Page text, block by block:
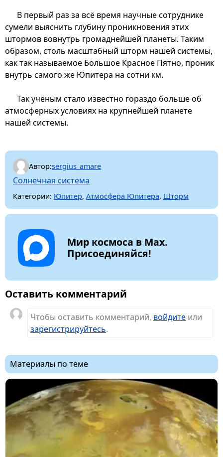
В первый раз за всё время научные сотруднике
сумели выяснить глубину проникновения этих
штормов вовнутрь громаднейшей планеты. Таким
образом, столь масштабный шторм нашей системы,
как так называемое Большое Красное Пятно, проник
внутрь самого же Юпитера на сотни км.
Так учёным стало известно гораздо больше об
атмосферных условиях на крупнейшей планете
нашей системы.
Автор:sergius_amare
Солнечная система
Категории: Юпитер, Атмосфера Юпитера, Шторм
Мир космоса в Max.
Присоединяйся!
Оставить комментарий
Чтобы оставить комментарий, войдите или
зарегистрируйтесь.
Материалы по теме